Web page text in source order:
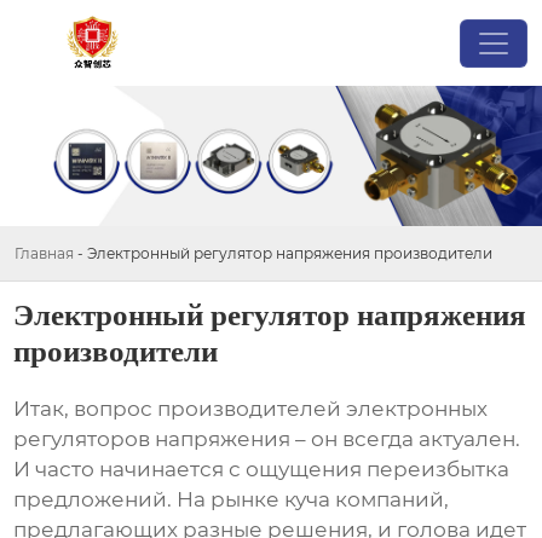
Главная - Электронный регулятор напряжения производители
Электронный регулятор напряжения
производители
Итак, вопрос производителей электронных
регуляторов напряжения – он всегда актуален.
И часто начинается с ощущения переизбытка
предложений. На рынке куча компаний,
предлагающих разные решения, и голова идет